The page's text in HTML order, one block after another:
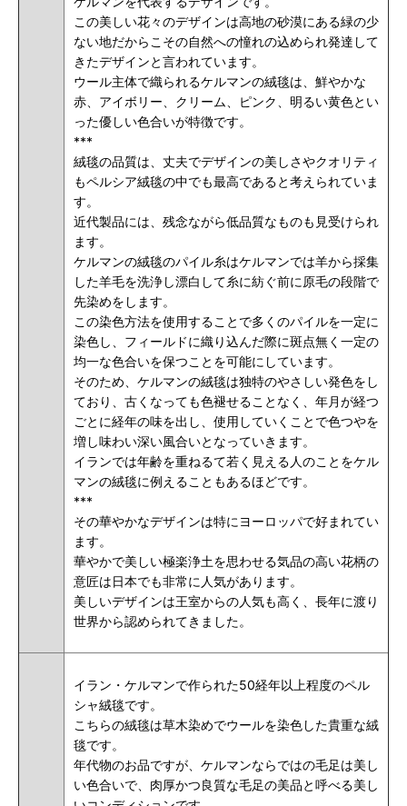
この美しい花々のデザインは高地の砂漠にある緑の少
ない地だからこその自然への憧れの込められ発達して
きたデザインと言われています。
ウール主体で織られるケルマンの絨毯は、鮮やかな
赤、アイボリー、クリーム、ピンク、明るい黄色とい
った優しい色合いが特徴です。
***
絨毯の品質は、丈夫でデザインの美しさやクオリティ
もペルシア絨毯の中でも最高であると考えられていま
す。
近代製品には、残念ながら低品質なものも見受けられ
ます。
ケルマンの絨毯のパイル糸はケルマンでは羊から採集
した羊毛を洗浄し漂白して糸に紡ぐ前に原毛の段階で
先染めをします。
この染色方法を使用することで多くのパイルを一定に
染色し、フィールドに織り込んだ際に斑点無く一定の
均一な色合いを保つことを可能にしています。
そのため、ケルマンの絨毯は独特のやさしい発色をし
ており、古くなっても色褪せることなく、年月が経つ
ごとに経年の味を出し、使用していくことで色つやを
増し味わい深い風合いとなっていきます。
イランでは年齢を重ねるて若く見える人のことをケル
マンの絨毯に例えることもあるほどです。
***
その華やかなデザインは特にヨーロッパで好まれてい
ます。
華やかで美しい極楽浄土を思わせる気品の高い花柄の
意匠は日本でも非常に人気があります。
美しいデザインは王室からの人気も高く、長年に渡り
世界から認められてきました。
イラン・ケルマンで作られた50経年以上程度のペル
シャ絨毯です。
こちらの絨毯は草木染めでウールを染色した貴重な絨
毯です。
年代物のお品ですが、ケルマンならではの毛足は美し
い色合いで、肉厚かつ良質な毛足の美品と呼べる美し